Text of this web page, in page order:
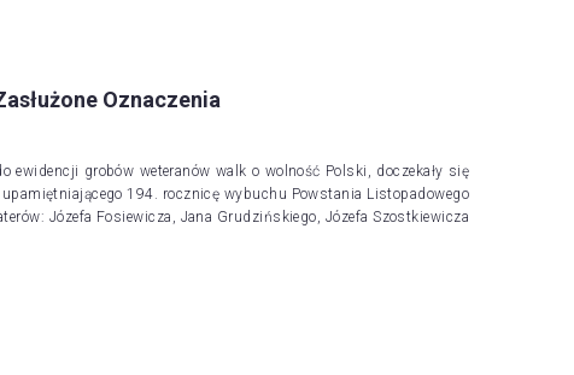
Oznaczenia
ewidencji grobów weteranów walk o wolność Polski, doczekały się
194. rocznicę wybuchu Powstania Listopadowego
Józefa Fosiewicza, Jana Grudzińskiego, Józefa Szostkiewicza